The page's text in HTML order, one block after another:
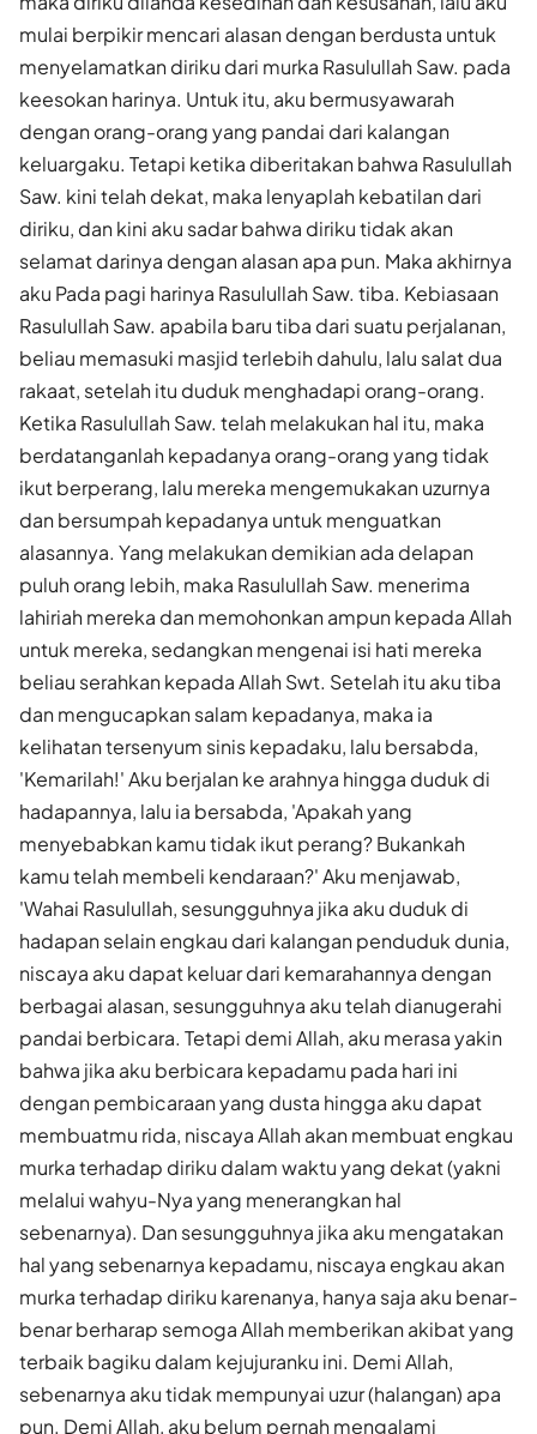
mulai berpikir mencari alasan dengan berdusta untuk
menyelamatkan diriku dari murka Rasulullah Saw. pada
keesokan harinya. Untuk itu, aku bermusyawarah
dengan orang-orang yang pandai dari kalangan
keluargaku. Tetapi ketika diberitakan bahwa Rasulullah
Saw. kini telah dekat, maka lenyaplah kebatilan dari
diriku, dan kini aku sadar bahwa diriku tidak akan
selamat darinya dengan alasan apa pun. Maka akhirnya
aku Pada pagi harinya Rasulullah Saw. tiba. Kebiasaan
Rasulullah Saw. apabila baru tiba dari suatu perjalanan,
beliau memasuki masjid terlebih dahulu, lalu salat dua
rakaat, setelah itu duduk menghadapi orang-orang.
Ketika Rasulullah Saw. telah melakukan hal itu, maka
berdatangan­lah kepadanya orang-orang yang tidak
ikut berperang, lalu mereka mengemukakan uzurnya
dan bersumpah kepadanya untuk menguatkan
alasannya. Yang melakukan demikian ada delapan
puluh orang lebih, maka Rasulullah Saw. menerima
lahiriah mereka dan memohonkan ampun kepada Allah
untuk mereka, sedangkan mengenai isi hati mereka
beliau serahkan kepada Allah Swt. Setelah itu aku tiba
dan mengucapkan salam kepadanya, maka ia
kelihatan tersenyum sinis kepadaku, lalu bersabda,
'Kemarilah!' Aku berjalan ke arahnya hingga duduk di
hadapannya, lalu ia bersabda, 'Apakah yang
menyebabkan kamu tidak ikut perang? Bukankah
kamu telah membeli kendaraan?' Aku menjawab,
'Wahai Rasulullah, sesungguhnya jika aku duduk di
hadapan selain engkau dari kalangan penduduk dunia,
niscaya aku dapat keluar dari kemarahannya dengan
berbagai alasan, sesungguhnya aku telah dianugerahi
pandai berbicara. Tetapi demi Allah, aku merasa yakin
bahwa jika aku berbicara kepadamu pada hari ini
dengan pembicaraan yang dusta hingga aku dapat
membuatmu rida, niscaya Allah akan membuat engkau
murka terhadap diriku dalam waktu yang dekat (yakni
melalui wahyu-Nya yang menerangkan hal
sebenarnya). Dan sesungguhnya jika aku mengatakan
hal yang sebenarnya kepadamu, niscaya engkau akan
murka terhadap diriku karenanya, hanya saja aku benar-
benar berharap semoga Allah memberikan akibat yang
terbaik bagiku dalam kejujuranku ini. Demi Allah,
sebenarnya aku tidak mempunyai uzur (halangan) apa
pun. Demi Allah, aku belum pernah mengalami